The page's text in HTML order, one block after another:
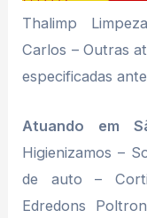
Thalimp
Carlos – Outras
especificadas
Atuando em
Higienizamos –
de auto –
Edredons 